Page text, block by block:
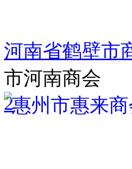
河南省鹤壁市
市河南商会
2